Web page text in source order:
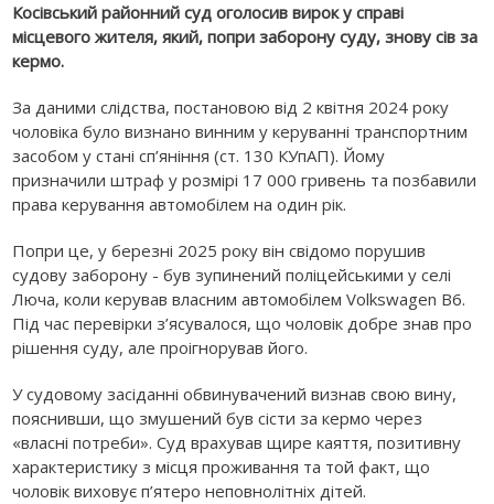
Косівський районний суд оголосив вирок у справі
місцевого жителя, який, попри заборону суду, знову сів за
кермо.
За даними слідства, постановою від 2 квітня 2024 року
чоловіка було визнано винним у керуванні транспортним
засобом у стані сп’яніння (ст. 130 КУпАП). Йому
призначили штраф у розмірі 17 000 гривень та позбавили
права керування автомобілем на один рік.
Попри це, у березні 2025 року він свідомо порушив
судову заборону - був зупинений поліцейськими у селі
Люча, коли керував власним автомобілем Volkswagen B6.
Під час перевірки з’ясувалося, що чоловік добре знав про
рішення суду, але проігнорував його.
У судовому засіданні обвинувачений визнав свою вину,
пояснивши, що змушений був сісти за кермо через
«власні потреби». Суд врахував щире каяття, позитивну
характеристику з місця проживання та той факт, що
чоловік виховує п’ятеро неповнолітніх дітей.